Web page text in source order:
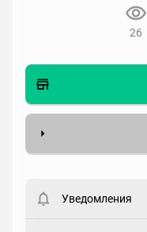
26
Статус
Уведомления